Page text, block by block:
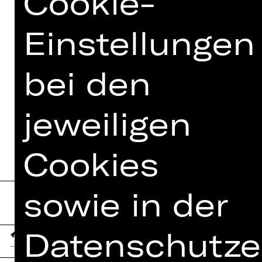
> Instagram
> YouTube
> LinkedIn
Und bleiben Sie immer informiert:
> Newsletter abonnieren
Einstellungen
bei den
jeweiligen
Cookies
sowie in der